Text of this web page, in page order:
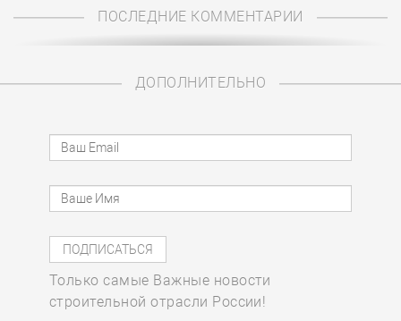
ПОСЛЕДНИЕ КОММЕНТАРИИ
ДОПОЛНИТЕЛЬНО
Только самые Важные новости
строительной отрасли России!